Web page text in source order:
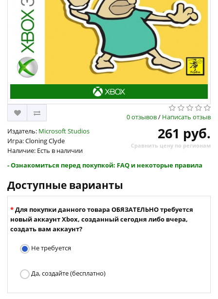
0 отзывов/ Написать отзыв
Издатель: Microsoft Studios
Игра: Cloning Clyde
Наличие: Есть в наличии
261 руб.
Сравнить цену по регионам
- Ознакомиться перед покупкой: FAQ и некоторые правила
Доступные варианты
Для покупки данного товара ОБЯЗАТЕЛЬНО требуется
новый аккаунт Xbox, созданный сегодня либо вчера,
создать вам аккаунт?
Не требуется
Да, создайте (бесплатно)